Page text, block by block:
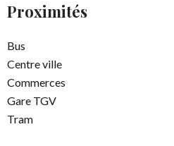
Proximités
Bus
Centre ville
Commerces
Gare TGV
Tram